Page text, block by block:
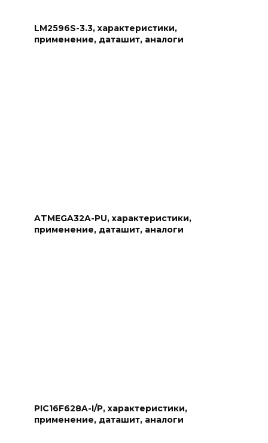
LM2596S-3.3, характеристики,
применение, даташит, аналоги
ATMEGA32A-PU, характеристики,
применение, даташит, аналоги
PIC16F628A-I/P, характеристики,
применение, даташит, аналоги